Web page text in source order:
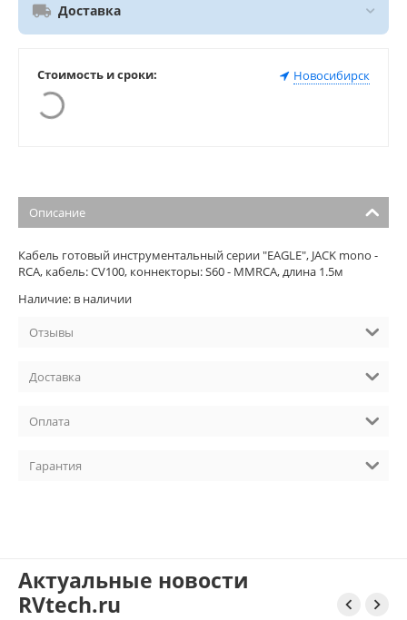
Доставка
Стоимость и сроки: Новосибирск
Описание
Кабель готовый инструментальный серии "EAGLE", JACK mono -
RCA, кабель: CV100, коннекторы: S60 - MMRCA, длина 1.5м
Наличие: в наличии
Отзывы
Доставка
Оплата
Гарантия
Актуальные новости
RVtech.ru
 